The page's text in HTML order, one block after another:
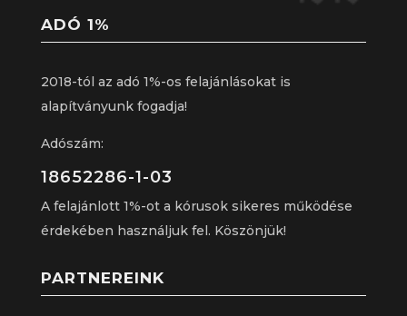
ADÓ 1%
2018-tól az adó 1%-os felajánlásokat is
alapítványunk fogadja!
Adószám:
18652286-1-03
A felajánlott 1%-ot a kórusok sikeres működése
érdekében használjuk fel. Köszönjük!
PARTNEREINK